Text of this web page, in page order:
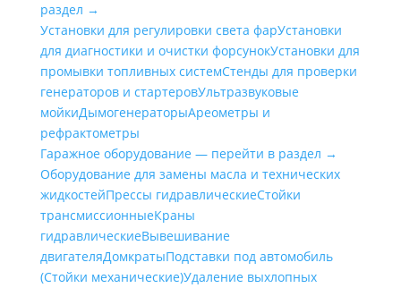
раздел →
Установки для регулировки света фарУстановки
для диагностики и очистки форсунокУстановки для
промывки топливных системСтенды для проверки
генераторов и стартеровУльтразвуковые
мойкиДымогенераторыАреометры и
рефрактометры
Гаражное оборудование — перейти в раздел →
Оборудование для замены масла и технических
жидкостейПрессы гидравлическиеСтойки
трансмиссионныеКраны
гидравлическиеВывешивание
двигателяДомкратыПодставки под автомобиль
(Стойки механические)Удаление выхлопных